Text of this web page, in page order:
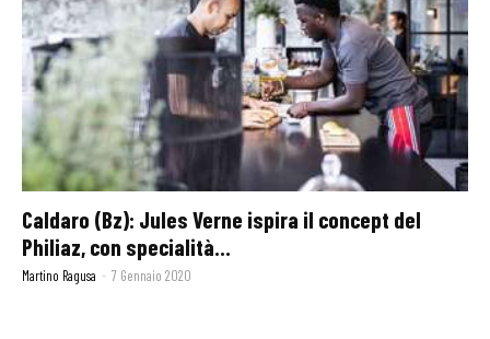
Caldaro (Bz): Jules Verne ispira il concept del
Philiaz, con specialità...
Martino Ragusa - 7 Gennaio 2020